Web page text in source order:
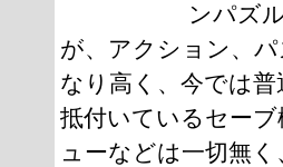
ンパズ
が、アクション、
なり高く、今では
抵付いているセー
ューなどは一切無